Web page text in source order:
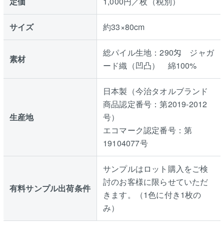
サイズ 約33×80cm
素材
総パイル生地：290匁 ジャガ
ード織（凹凸） 綿100%
生産地
日本製（今治タオルブランド
商品認定番号：第2019-2012
号）
エコマーク認定番号：第
19104077号
有料サンプル出荷条件
サンプルはロット購入をご検
討のお客様に限らせていただ
きます。（1色に付き1枚の
み）